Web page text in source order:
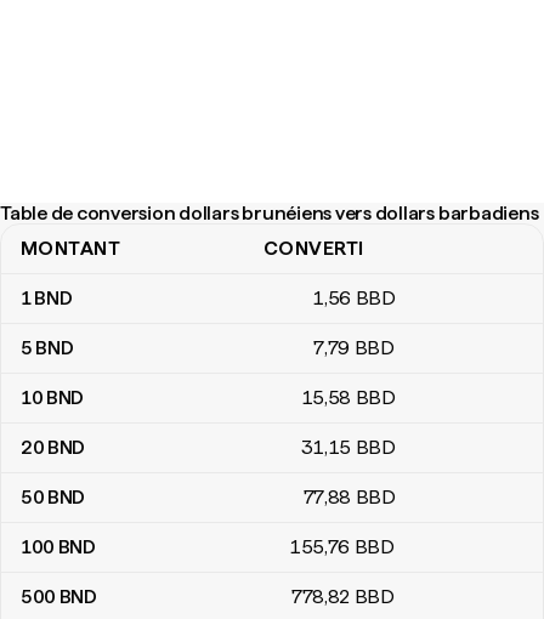
Table de conversion dollars brunéiens vers dollars barbadiens
Table de conversion dollars brunéiens vers dollars barbadiens
MONTANT CONVERTI
1BND 1,56 BBD
5 BND 7,79 BBD
10 BND 15,58 BBD
20 BND 31,15 BBD
50 BND 77,88 BBD
100 BND 155,76 BBD
500 BND 778,82 BBD